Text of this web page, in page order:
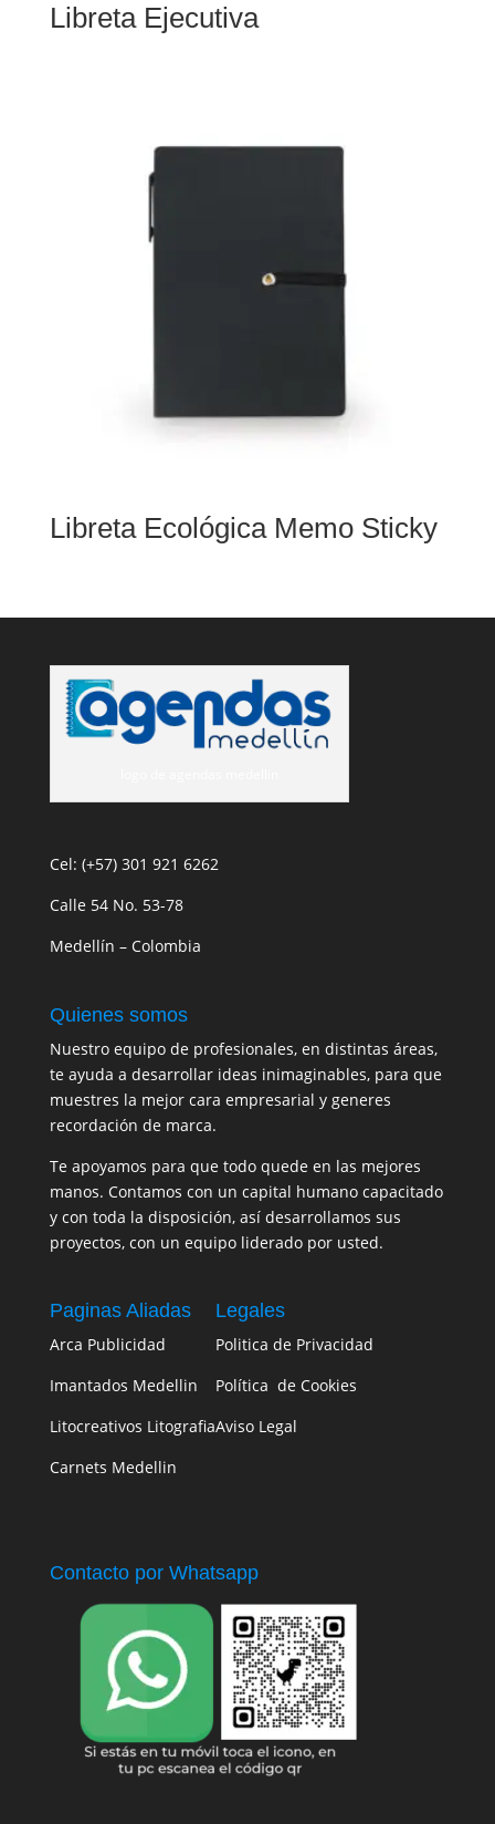
Libreta Ejecutiva
Libreta Ecológica Memo Sticky
Cel: (+57) 301 921 6262
Calle 54 No. 53-78
Medellín – Colombia
Quienes somos
Nuestro equipo de profesionales, en distintas áreas,
te ayuda a desarrollar ideas inimaginables, para que
muestres la mejor cara empresarial y generes
recordación de marca.
Te apoyamos para que todo quede en las mejores
manos. Contamos con un capital humano capacitado
y con toda la disposición, así desarrollamos sus
proyectos, con un equipo liderado por usted.
Paginas Aliadas
Arca Publicidad
Imantados Medellin
Litocreativos Litografia
Carnets Medellin
Legales
Politica de Privacidad
Política de Cookies
Aviso Legal
Contacto por Whatsapp